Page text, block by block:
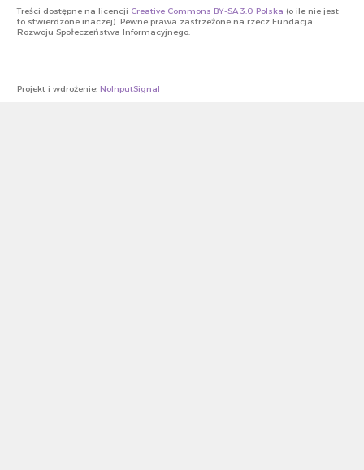
Treści dostępne na licencji Creative Commons BY-SA 3.0 Polska (o ile nie jest
to stwierdzone inaczej). Pewne prawa zastrzeżone na rzecz Fundacja
Rozwoju Społeczeństwa Informacyjnego.
Projekt i wdrożenie: NoInputSignal